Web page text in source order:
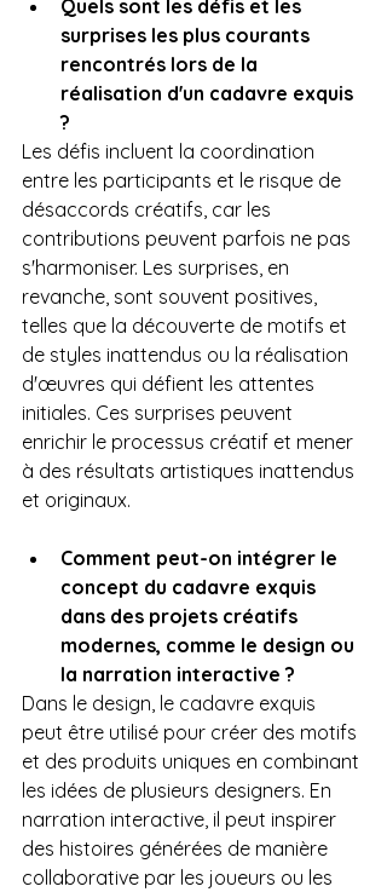
Quels sont les défis et les
surprises les plus courants
rencontrés lors de la
réalisation d'un cadavre exquis
?
Les défis incluent la coordination
entre les participants et le risque de
désaccords créatifs, car les
contributions peuvent parfois ne pas
s'harmoniser. Les surprises, en
revanche, sont souvent positives,
telles que la découverte de motifs et
de styles inattendus ou la réalisation
d'œuvres qui défient les attentes
initiales. Ces surprises peuvent
enrichir le processus créatif et mener
à des résultats artistiques inattendus
et originaux.
Comment peut-on intégrer le
concept du cadavre exquis
dans des projets créatifs
modernes, comme le design ou
la narration interactive ?
Dans le design, le cadavre exquis
peut être utilisé pour créer des motifs
et des produits uniques en combinant
les idées de plusieurs designers. En
narration interactive, il peut inspirer
des histoires générées de manière
collaborative par les joueurs ou les